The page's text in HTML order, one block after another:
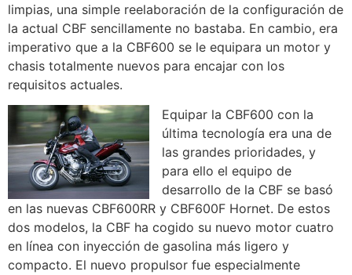
limpias, una simple reelaboración de la configuración de
la actual CBF sencillamente no bastaba. En cambio, era
imperativo que a la CBF600 se le equipara un motor y
chasis totalmente nuevos para encajar con los
requisitos actuales.
Equipar la CBF600 con la
última tecnología era una de
las grandes prioridades, y
para ello el equipo de
desarrollo de la CBF se basó
en las nuevas CBF600RR y CBF600F Hornet. De estos
dos modelos, la CBF ha cogido su nuevo motor cuatro
en línea con inyección de gasolina más ligero y
compacto. El nuevo propulsor fue especialmente